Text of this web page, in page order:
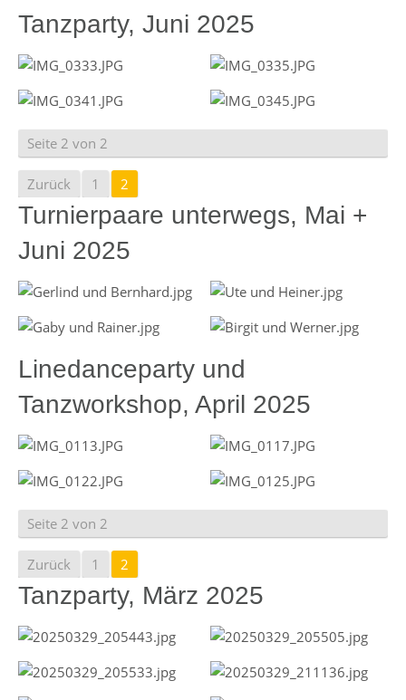
Tanzparty, Juni 2025
Seite 2 von 2
Zurück 1 2
Turnierpaare unterwegs, Mai +
Juni 2025
Linedanceparty und
Tanzworkshop, April 2025
Seite 2 von 2
Zurück 1 2
Tanzparty, März 2025